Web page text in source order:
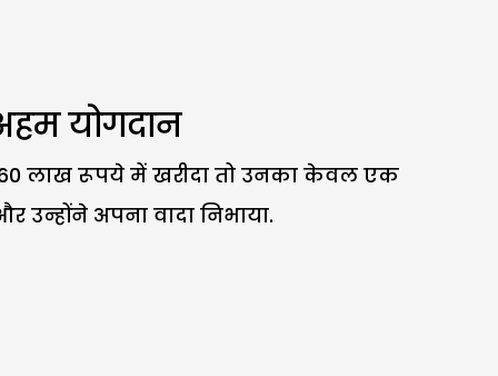
योगदान
60 लाख रूपये में खरीदा तो उनका केवल एक
अपना वादा निभाया.